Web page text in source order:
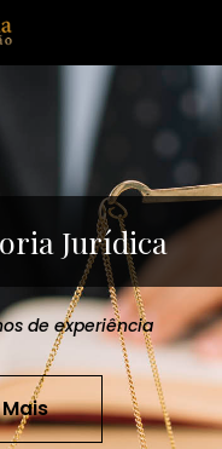
Jurídica
de experiência